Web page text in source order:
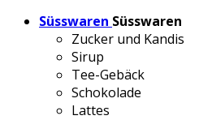
Süsswaren Süsswaren
Zucker und Kandis
Sirup
Tee-Gebäck
Schokolade
Lattes